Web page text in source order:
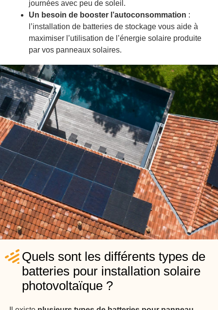
journées avec peu de soleil.
Un besoin de booster l’autoconsommation :
l’installation de batteries de stockage vous aide à
maximiser l’utilisation de l’énergie solaire produite
par vos panneaux solaires.
Quels sont les différents types de
batteries pour installation solaire
photovoltaïque ?